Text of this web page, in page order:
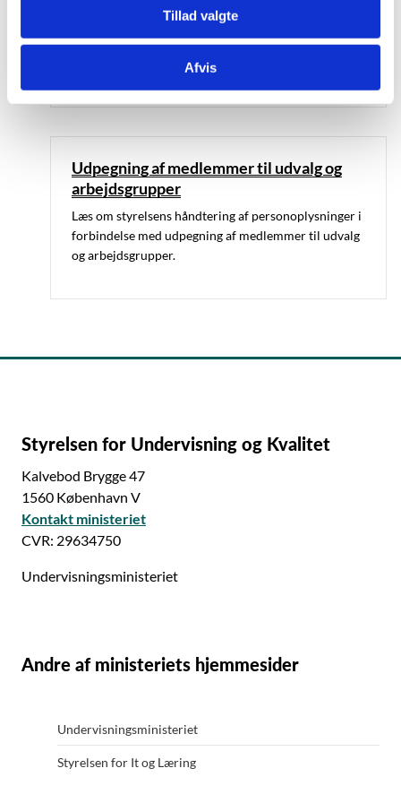
Tillad valgte
Afvis
Udsendelse af nyhedsbreve
Læs om styrelsens håndtering af personoplysninger i
forbindelse med udsendelse af nyhedsbreve.
Udpegning af medlemmer til udvalg og
arbejdsgrupper
Læs om styrelsens håndtering af personoplysninger i
forbindelse med udpegning af medlemmer til udvalg
og arbejdsgrupper.
Styrelsen for Undervisning og Kvalitet
Kalvebod Brygge 47
1560 København V
Kontakt ministeriet
CVR: 29634750
Undervisningsministeriet
Andre af ministeriets hjemmesider
Undervisningsministeriet
Styrelsen for It og Læring